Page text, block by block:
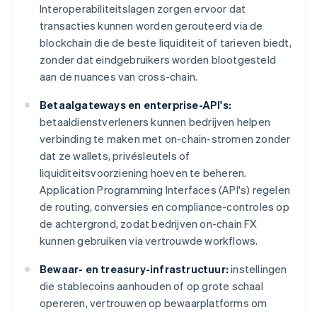
Interoperabiliteitslagen zorgen ervoor dat
transacties kunnen worden gerouteerd via de
blockchain die de beste liquiditeit of tarieven biedt,
zonder dat eindgebruikers worden blootgesteld
aan de nuances van cross-chain.
Betaalgateways en enterprise-API's:
betaaldienstverleners kunnen bedrijven helpen
verbinding te maken met on-chain-stromen zonder
dat ze wallets, privésleutels of
liquiditeitsvoorziening hoeven te beheren.
Application Programming Interfaces (API's) regelen
de routing, conversies en compliance-controles op
de achtergrond, zodat bedrijven on-chain FX
kunnen gebruiken via vertrouwde workflows.
Bewaar- en treasury-infrastructuur: instellingen
die stablecoins aanhouden of op grote schaal
opereren, vertrouwen op bewaarplatforms om